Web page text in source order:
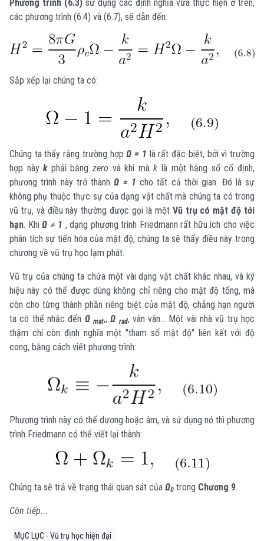
Phương trình (6.3) sử dụng các định nghĩa vừa thực hiện ở trên,
các phương trình (6.4) và (6.7), sẽ dẫn đến:
Sắp xếp lại chúng ta có:
Chúng ta thấy rằng trường hợpΩ = 1 là rất đặc biệt, bởi vì trường
hợp nàykphải bằngzero và khi màk là một hằng số cố định,
phương trình này trở thành Ω = 1cho tất cả thời gian. Đó là sự
không phụ thuộc thực sự của dạng vật chất mà chúng ta có trong
vũ trụ, và điều này thường được gọi là một Vũ trụ có mật độ tới
hạn. Khi Ω ≠ 1 , dạng phương trình Friedmann rất hữu ích cho việc
phân tích sự tiến hóa của mật độ, chúng ta sẽ thấy điều này trong
chương về vũ trụ học lạm phát.
Vũ trụ của chúng ta chứa một vài dạng vật chất khác nhau, và ký
hiệu này có thể được dùng không chỉ riêng cho mật độ tổng, mà
còn cho từng thành phần riêng biệt của mật độ, chẳng hạn người
ta có thể nhắc đến Ω mat,,Ω rad, vân vân... Một vài nhà vũ trụ học
thậm chí còn định nghĩa một "tham số mật độ" liên kết với độ
cong, bằng cách viết phương trình:
Phương trình này có thể dương hoặc âm, và sử dụng nó thì phương
trình Friedmann có thể viết lại thành:
Chúng ta sẽ trả về trạng thái quan sát của Ω0 trong Chương 9.
Còn tiếp...
MỤC LỤC - Vũ trụ học hiện đại